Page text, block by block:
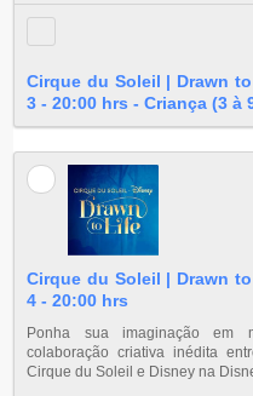
Cirque du Soleil | Drawn
3 - 20:00 hrs - Criança (3 à
Cirque du Soleil | Drawn
4 - 20:00 hrs
Ponha sua imaginação em
colaboração criativa inédita
Cirque du Soleil e Disney na